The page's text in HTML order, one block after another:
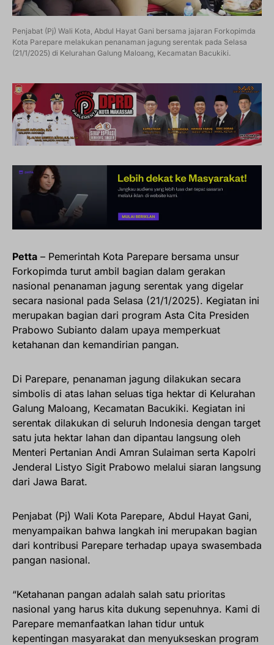
Penjabat (Pj) Wali Kota, Abdul Hayat Gani bersama jajaran Forkopimda
Kota Parepare melakukan penanaman jagung serentak pada Selasa
(21/1/2025) di Kelurahan Galung Maloang, Kecamatan Bacukiki.
Petta – Pemerintah Kota Parepare bersama unsur
Forkopimda turut ambil bagian dalam gerakan
nasional penanaman jagung serentak yang digelar
secara nasional pada Selasa (21/1/2025). Kegiatan ini
merupakan bagian dari program Asta Cita Presiden
Prabowo Subianto dalam upaya memperkuat
ketahanan dan kemandirian pangan.
Di Parepare, penanaman jagung dilakukan secara
simbolis di atas lahan seluas tiga hektar di Kelurahan
Galung Maloang, Kecamatan Bacukiki. Kegiatan ini
serentak dilakukan di seluruh Indonesia dengan target
satu juta hektar lahan dan dipantau langsung oleh
Menteri Pertanian Andi Amran Sulaiman serta Kapolri
Jenderal Listyo Sigit Prabowo melalui siaran langsung
dari Jawa Barat.
Penjabat (Pj) Wali Kota Parepare, Abdul Hayat Gani,
menyampaikan bahwa langkah ini merupakan bagian
dari kontribusi Parepare terhadap upaya swasembada
pangan nasional.
“Ketahanan pangan adalah salah satu prioritas
nasional yang harus kita dukung sepenuhnya. Kami di
Parepare memanfaatkan lahan tidur untuk
kepentingan masyarakat dan menyukseskan program